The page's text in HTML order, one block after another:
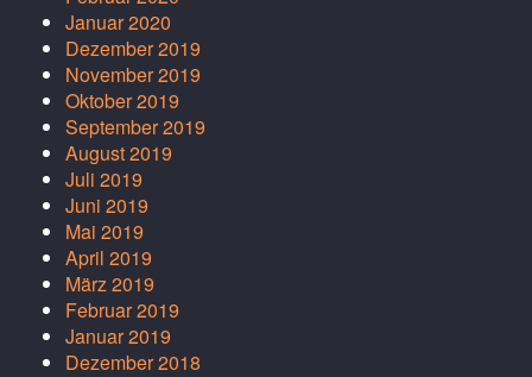
Januar 2020
Dezember 2019
November 2019
Oktober 2019
September 2019
August 2019
Juli 2019
Juni 2019
Mai 2019
April 2019
März 2019
Februar 2019
Januar 2019
Dezember 2018